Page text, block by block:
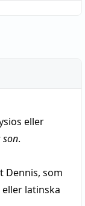
eller
son.
Dennis, som
latinska